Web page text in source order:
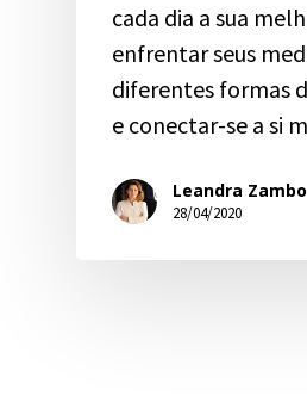
cada dia a sua
enfrentar seus
diferentes formas
e conectar-se a si
Leandra
28/04/2020